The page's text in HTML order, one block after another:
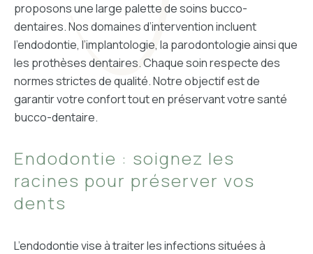
proposons une large palette de soins bucco-
dentaires. Nos domaines d’intervention incluent
l’endodontie, l’implantologie, la parodontologie ainsi que
les prothèses dentaires. Chaque soin respecte des
normes strictes de qualité. Notre objectif est de
garantir votre confort tout en préservant votre santé
bucco-dentaire.
Endodontie : soignez les
racines pour préserver vos
dents
L’endodontie vise à traiter les infections situées à